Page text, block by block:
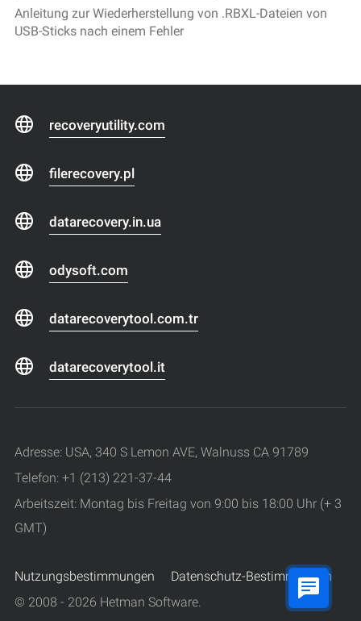
Anleitung zur Wiederherstellung von .RBXL-Dateien von
USB-Sticks nach einem Fehler
recoveryutility.com
filerecovery.pl
datarecovery.in.ua
odysoft.com
datarecoverytool.com.tr
datarecoverytool.it
Adresse: USA, 340 S Lemon AVE, Walnuss CA 91789
Telefon: +1 (213) 221-37-44
Arbeitszeit: Montag bis Freitag von 9:00 bis 18:00 Uhr (+ 3
GMT)
Nutzungsbestimmungen
Datenschutz-Bestimmungen
© 2008 - 2026 Hetman Software.